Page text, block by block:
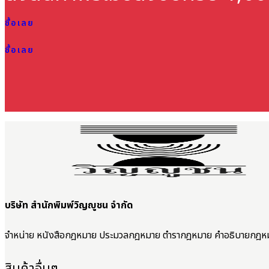
ซื้อเลย
ซื้อเลย
บริษัท สำนักพิมพ์วิญญูชน จำกัด
จำหน่าย หนังสือกฎหมาย ประมวลกฎหมาย ตำรากฎหมาย คำอธิบายกฎห